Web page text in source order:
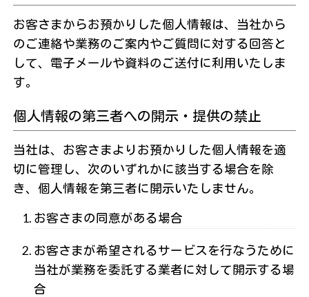
お客さまからお預かりした個人情報は、当社から
のご連絡や業務のご案内やご質問に対する回答と
して、電子メールや資料のご送付に利用いたしま
す。
個人情報の第三者への開示・提供の禁止
当社は、お客さまよりお預かりした個人情報を適
切に管理し、次のいずれかに該当する場合を除
き、個人情報を第三者に開示いたしません。
お客さまの同意がある場合
お客さまが希望されるサービスを行なうために
当社が業務を委託する業者に対して開示する場
合